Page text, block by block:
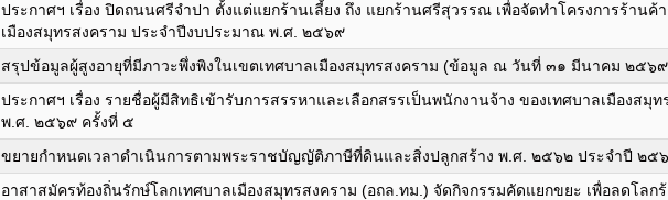
ประกาศฯ เรื่อง ปิดถนนศรีจำปา ตั้งแต่แยกร้านเลี้ยง ถึง แยกร้านศรีสุวรรณ เพื่อจัดทำโครงการร้าน
เมืองสมุทรสงคราม ประจำปีงบประมาณ พ.ศ. ๒๕๖๙
สรุปข้อมูลผู้สูงอายุที่มีภาวะพึ่งพิงในเขตเทศบาลเมืองสมุทรสงคราม (ข้อมูล ณ วันที่ ๓๑ มีนาคม ๒๕๖
ประกาศฯ เรื่อง รายชื่อผู้มีสิทธิเข้ารับการสรรหาและเลือกสรรเป็นพนักงานจ้าง ของเทศบาลเมืองสมุ
พ.ศ. ๒๕๖๙ ครั้งที่ ๕
ขยายกำหนดเวลาดำเนินการตามพระราชบัญญัติภาษีที่ดินและสิ่งปลูกสร้าง พ.ศ. ๒๕๖๒ ประจำปี ๒๕
อาสาสมัครท้องถิ่นรักษ์โลกเทศบาลเมืองสมุทรสงคราม (อถล.ทม.) จัดกิจกรรมคัดแยกขยะ เพื่อลดโล